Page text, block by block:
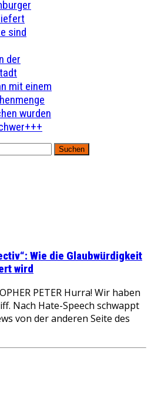
sind
der
mit einem
wurden
Wie die Glaubwürdigkeit
wird
PETER Hurra! Wir haben
Nach Hate-Speech schwappt
von der anderen Seite des